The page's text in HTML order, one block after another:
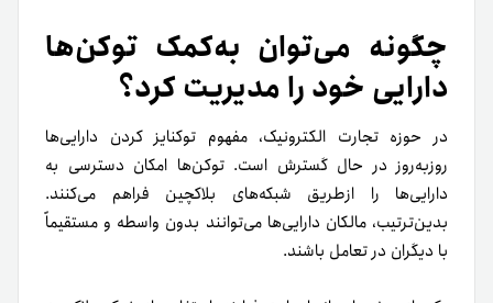
چگونه می‌توان به‌کمک توکن‌ها
دارایی خود را مدیریت کرد؟
در حوزه‌ تجارت الکترونیک، مفهوم توکنایز کردن دارایی‌ها
روزبه‌روز در حال گسترش است. توکن‌ها امکان دسترسی به
دارایی‌ها را از‌طریق شبکه‌های بلاکچین فراهم می‌کنند.
بدین‌ترتیب، مالکان دارایی‌ها می‌توانند بدون واسطه و مستقیماً
با دیگران در تعامل ‌‌باشند.